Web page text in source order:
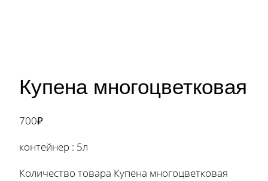
Купена многоцветковая
700₽
контейнер : 5л
Количество товара Купена многоцветковая